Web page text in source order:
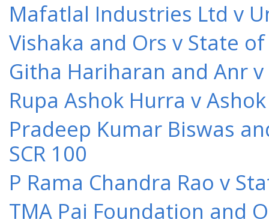
Mafatlal Industries Ltd v
Vishaka and Ors v State
Githa Hariharan and Anr
Rupa Ashok Hurra v
Pradeep Kumar Biswas
SCR 100
P Rama Chandra Rao v
TMA Pai Foundation and